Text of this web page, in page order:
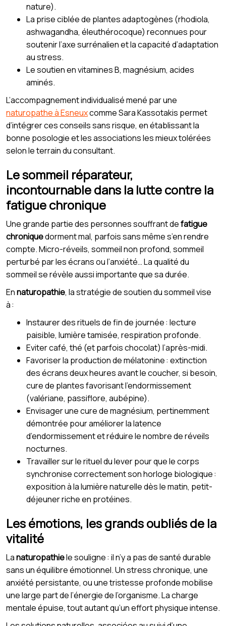
nature).
La prise ciblée de plantes adaptogènes (rhodiola,
ashwagandha, éleuthérocoque) reconnues pour
soutenir l’axe surrénalien et la capacité d’adaptation
au stress.
Le soutien en vitamines B, magnésium, acides
aminés.
L’accompagnement individualisé mené par une
naturopathe à Esneuxcomme Sara Kassotakis permet
d’intégrer ces conseils sans risque, en établissant la
bonne posologie et les associations les mieux tolérées
selon le terrain du consultant.
Le sommeil réparateur,
incontournable dans la lutte contre la
fatigue chronique
Une grande partie des personnes souffrant defatigue
chroniquedorment mal, parfois sans même s’en rendre
compte. Micro-réveils, sommeil non profond, sommeil
perturbé par les écrans ou l’anxiété… La qualité du
sommeil se révèle aussi importante que sa durée.
Ennaturopathie, la stratégie de soutien du sommeil vise
à :
Instaurer des rituels de fin de journée : lecture
paisible, lumière tamisée, respiration profonde.
Eviter café, thé (et parfois chocolat) l’après-midi.
Favoriser la production de mélatonine : extinction
des écrans deux heures avant le coucher, si besoin,
cure de plantes favorisant l’endormissement
(valériane, passiflore, aubépine).
Envisager une cure de magnésium, pertinemment
démontrée pour améliorer la latence
d’endormissement et réduire le nombre de réveils
nocturnes.
Travailler sur le rituel du lever pour que le corps
synchronise correctement son horloge biologique :
exposition à la lumière naturelle dès le matin, petit-
déjeuner riche en protéines.
Les émotions, les grands oubliés de la
vitalité
Lanaturopathiele souligne : il n’y a pas de santé durable
sans un équilibre émotionnel. Un stress chronique, une
anxiété persistante, ou une tristesse profonde mobilise
une large part de l’énergie de l’organisme. La charge
mentale épuise, tout autant qu’un effort physique intense.